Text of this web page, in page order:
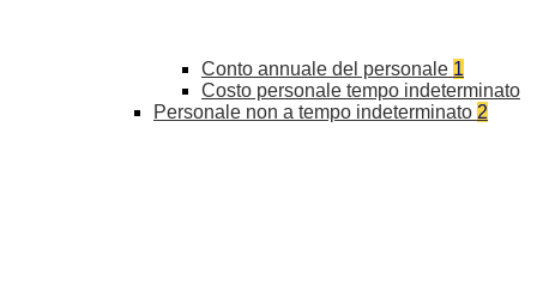
Conto annuale del personale 1
Costo personale tempo indeterminato
Personale non a tempo indeterminato 2